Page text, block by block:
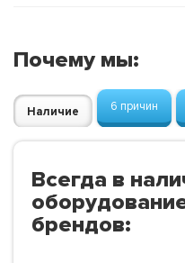
Почему мы:
Наличие 6 причин
Всегда в
брендов: